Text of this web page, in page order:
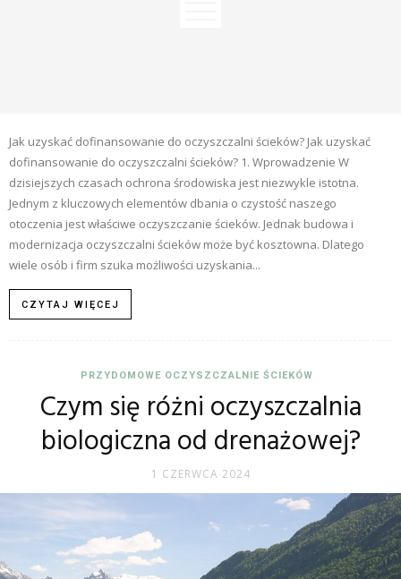
Jak uzyskać dofinansowanie do oczyszczalni ścieków? Jak uzyskać
dofinansowanie do oczyszczalni ścieków? 1. Wprowadzenie W
dzisiejszych czasach ochrona środowiska jest niezwykle istotna.
Jednym z kluczowych elementów dbania o czystość naszego
otoczenia jest właściwe oczyszczanie ścieków. Jednak budowa i
modernizacja oczyszczalni ścieków może być kosztowna. Dlatego
wiele osób i firm szuka możliwości uzyskania...
CZYTAJ WIĘCEJ
PRZYDOMOWE OCZYSZCZALNIE ŚCIEKÓW
Czym się różni oczyszczalnia
biologiczna od drenażowej?
1 CZERWCA 2024